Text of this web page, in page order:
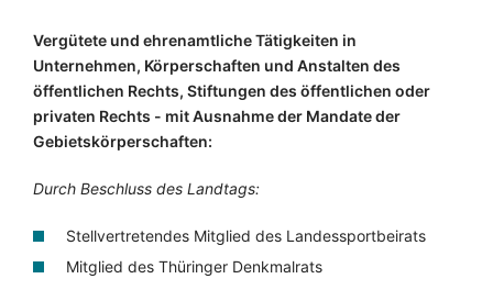
Vergütete und ehrenamtliche Tätigkeiten in
Unternehmen, Körperschaften und Anstalten des
öffentlichen Rechts, Stiftungen des öffentlichen oder
privaten Rechts - mit Ausnahme der Mandate der
Gebietskörperschaften:
Durch Beschluss des Landtags:
Stellvertretendes Mitglied des Landessportbeirats
Mitglied des Thüringer Denkmalrats